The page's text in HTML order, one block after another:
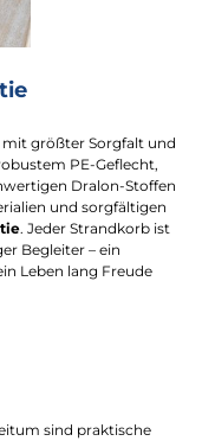
größter Sorgfalt und
PE-Geflecht,
Dralon-Stoffen
und sorgfältigen
. Jeder Strandkorb ist
Begleiter – ein
Leben lang Freude
sind praktische